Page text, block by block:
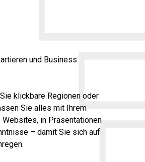
und Business
klickbare Regionen oder
Sie alles mit Ihrem
Websites, in Präsentationen
– damit Sie sich auf